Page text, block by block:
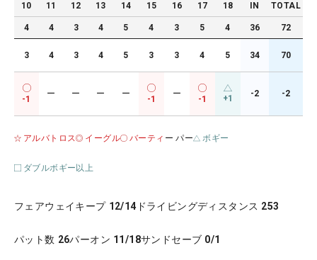
10 11 12 13 14 15 16 17 18 IN TOTAL
4 4 3 4 5 4 3 5 4 36 72
3 4 3 4 5 3 3 4 5 34 70
-1
ー ー ー ー
-1
ー
-1 +1 -2 -2
アルバトロス イーグル バーティ ー パー ボギー
ダブルボギー以上
フェアウェイキープ 12/14 ドライビングディスタンス 253
パット数 26パーオン 11/18サンドセーブ 0/1